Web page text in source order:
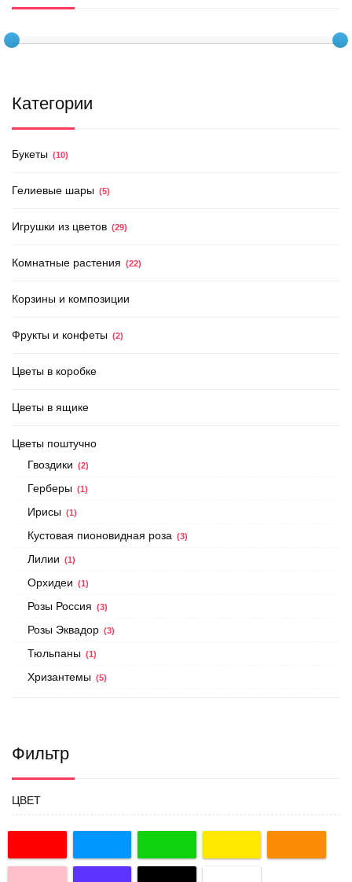
Категории
Букеты (10)
Гелиевые шары (5)
Игрушки из цветов (29)
Комнатные растения (22)
Корзины и композиции
Фрукты и конфеты (2)
Цветы в коробке
Цветы в ящике
Цветы поштучно
Гвоздики (2)
Герберы (1)
Ирисы (1)
Кустовая пионовидная роза (3)
Лилии (1)
Орхидеи (1)
Розы Россия (3)
Розы Эквадор (3)
Тюльпаны (1)
Хризантемы (5)
Фильтр
ЦВЕТ